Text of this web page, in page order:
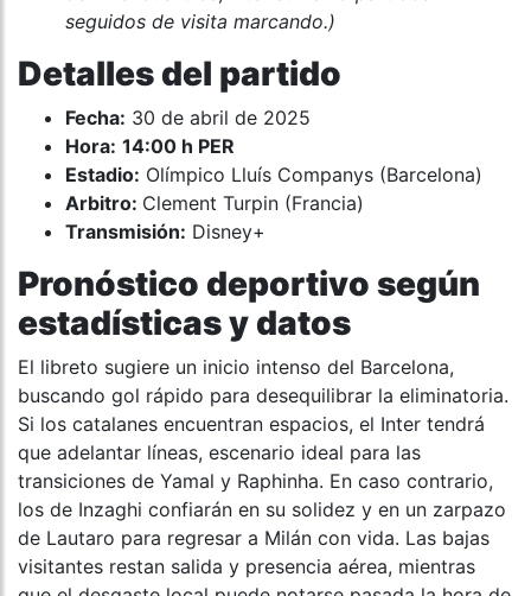
seguidos de visita marcando.)
Detalles del partido
Fecha: 30 de abril de 2025
Hora: 14:00 h PER
Estadio: Olímpico Lluís Companys (Barcelona)
Arbitro: Clement Turpin (Francia)
Transmisión: Disney+
Pronóstico deportivo según
estadísticas y datos
El libreto sugiere un inicio intenso del Barcelona,
buscando gol rápido para desequilibrar la eliminatoria.
Si los catalanes encuentran espacios, el Inter tendrá
que adelantar líneas, escenario ideal para las
transiciones de Yamal y Raphinha. En caso contrario,
los de Inzaghi confiarán en su solidez y en un zarpazo
de Lautaro para regresar a Milán con vida. Las bajas
visitantes restan salida y presencia aérea, mientras